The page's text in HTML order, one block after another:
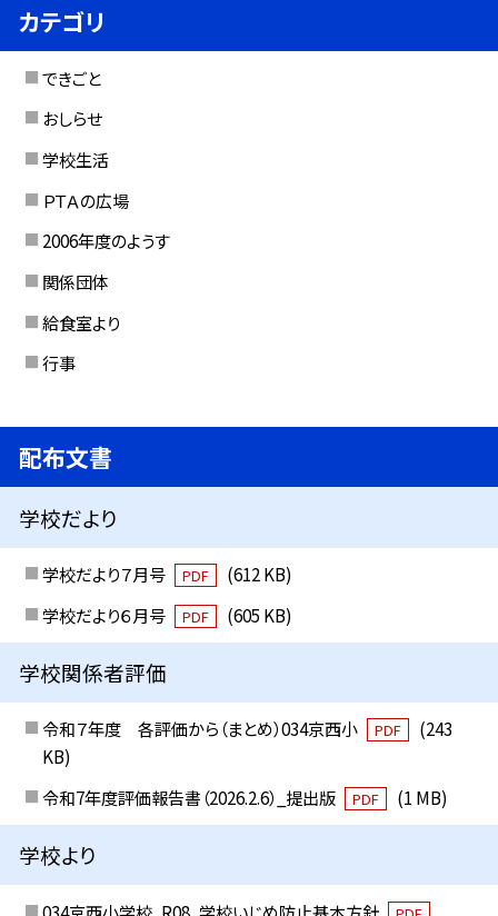
カテゴリ
できごと
おしらせ
学校生活
ＰＴＡの広場
2006年度のようす
関係団体
給食室より
行事
配布文書
学校だより
学校だより７月号 PDF
(612 KB)
学校だより６月号
PDF (605 KB)
学校関係者評価
令和７年度 各評価から（まとめ）034京西小 PDF
(243
KB)
令和7年度評価報告書（2026.2.6）_提出版
PDF (1 MB)
学校より